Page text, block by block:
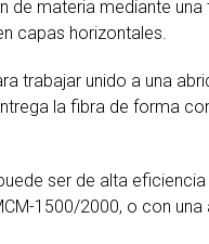
de materia mediante una
capas horizontales.
trabajar unido a una
la fibra de forma
ser de alta eficiencia
1500/2000, o con una